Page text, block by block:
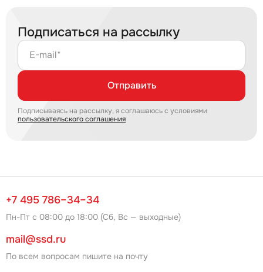
Подписаться на рассылку
E-mail*
Отправить
Подписываясь на рассылку, я соглашаюсь с условиями
пользовательского соглашения
+7 495 786–34–34
Пн-Пт с 08:00 до 18:00 (Сб, Вс — выходные)
mail@ssd.ru
По всем вопросам пишите на почту